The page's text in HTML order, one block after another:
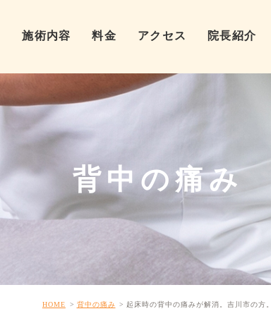
施術内容 料金 アクセス 院長紹介
背中の痛み
HOME 背中の痛み 起床時の背中の痛みが解消。吉川市の方。